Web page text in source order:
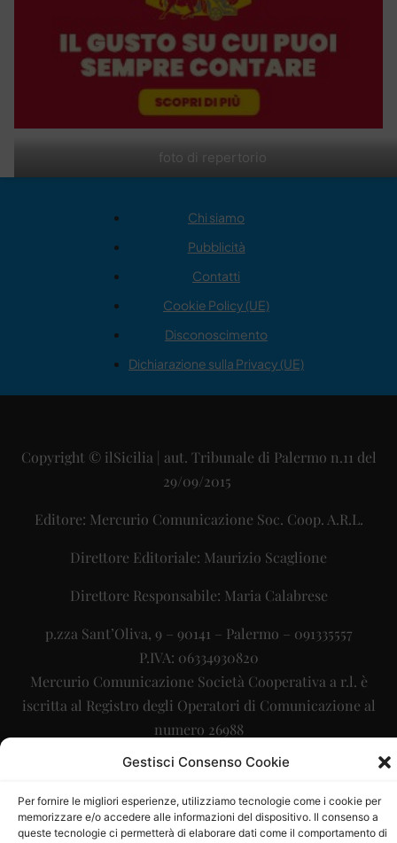
Gestisci Consenso Cookie
Per fornire le migliori esperienze, utilizziamo tecnologie come i cookie per
memorizzare e/o accedere alle informazioni del dispositivo. Il consenso a
queste tecnologie ci permetterà di elaborare dati come il comportamento di
foto di repertorio
Chi siamo
Pubblicità
Contatti
Cookie Policy (UE)
Disconoscimento
Dichiarazione sulla Privacy (UE)
Copyright © ilSicilia | aut. Tribunale di Palermo n.11 del
29/09/2015
Editore: Mercurio Comunicazione Soc. Coop. A.R.L.
Direttore Editoriale: Maurizio Scaglione
Direttore Responsabile: Maria Calabrese
p.zza Sant’Oliva, 9 – 90141 – Palermo – 091335557
P.IVA: 06334930820
Mercurio Comunicazione Società Cooperativa a r.l. è
iscritta al Registro degli Operatori di Comunicazione al
numero 26988
Sito gestito daLa Digitale srl–info@ladigitale.it